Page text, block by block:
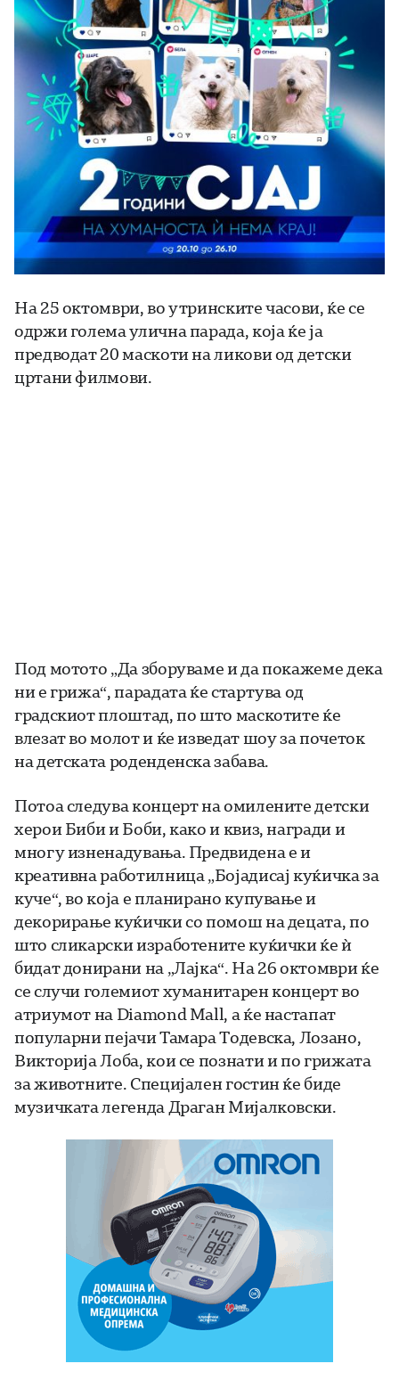
На 25 октомври, во утринските часови, ќе се
одржи голема улична парада, која ќе ја
предводат 20 маскоти на ликови од детски
цртани филмови.
Под мотото „Да зборуваме и да покажеме дека
ни е грижа“, парадата ќе стартува од
градскиот плоштад, по што маскотите ќе
влезат во молот и ќе изведат шоу за почеток
на детската роденденска забава.
Потоа следува концерт на омилените детски
херои Биби и Боби, како и квиз, награди и
многу изненадувања. Предвидена е и
креативна работилница „Бојадисај куќичка за
куче“, во која е планирано купување и
декорирање куќички со помош на децата, по
што сликарски изработените куќички ќе ѝ
бидат донирани на „Лајка“. На 26 октомври ќе
се случи големиот хуманитарен концерт во
атриумот на Diamond Mall, а ќе настапат
популарни пејачи Тамара Тодевска, Лозано,
Викторија Лоба, кои се познати и по грижата
за животните. Специјален гостин ќе биде
музичката легенда Драган Мијалковски.